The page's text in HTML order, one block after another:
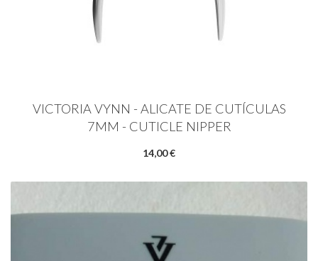
VICTORIA VYNN - ALICATE DE CUTÍCULAS
7MM - CUTICLE NIPPER
14,00 €